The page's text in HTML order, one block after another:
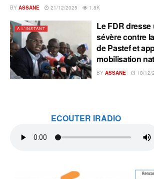
BY ASSANE 21/12/2025 1.8K
A L'INSTANT
Le FDR
sévère contre
de Pastef et
mobilisation
BY ASSANE 18/12/
ECOUTER IRADIO